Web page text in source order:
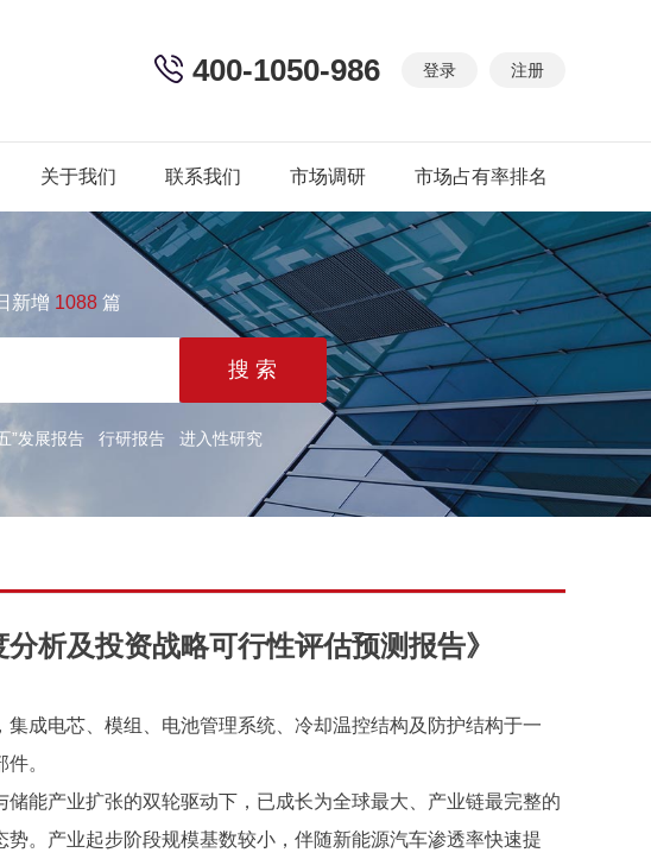
登录 注册
400-1050-986
关于我们 联系我们 市场调研 市场占有率排名
新增 1088篇
”发展报告 行研报告 进入性研究
析及投资战略可行性评估预测报告》
成电芯、模组、电池管理系统、冷却温控结构及防护结构于一
。
能产业扩张的双轮驱动下，已成长为全球最大、产业链最完整的
。产业起步阶段规模基数较小，伴随新能源汽车渗透率快速提